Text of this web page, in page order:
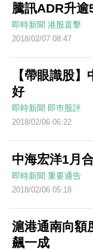
騰訊ADR升逾
即時新聞 港股直擊
2018/02/07 08:47
【帶眼識股
好
即時新聞 即巿股評
2018/02/06 06:22
中海宏洋1月
即時新聞 重要通告
2018/02/06 05:18
滬港通南向額
飆一成